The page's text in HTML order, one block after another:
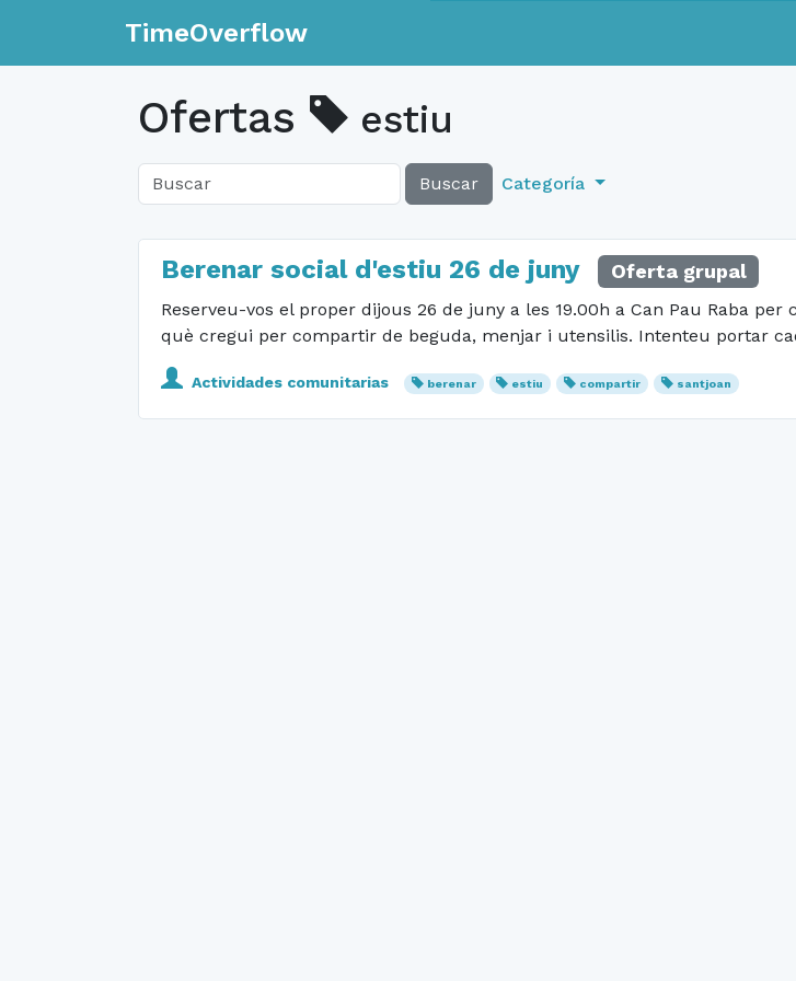
TimeOverflow
Ofertas estiu
Buscar Categoría
Berenar social d'estiu 26 de juny Oferta grupal
Reserveu-vos el proper dijous 26 de juny a les 19.00h a Can Pau Raba
què cregui per compartir de beguda, menjar i utensilis. Intenteu portar
Actividades comunitarias berenar estiu compartir santjoan